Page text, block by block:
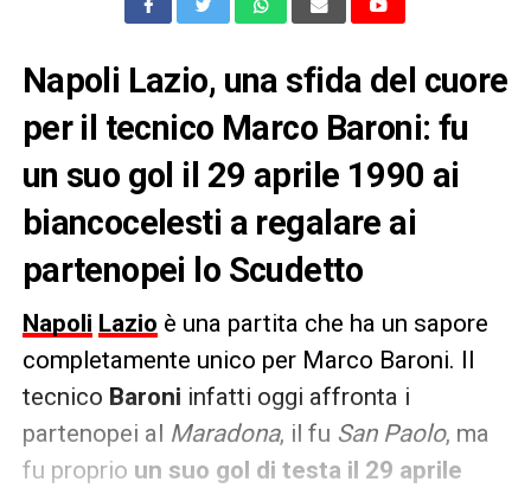
Napoli Lazio, una sfida del cuore
per il tecnico Marco Baroni: fu
un suo gol il 29 aprile 1990 ai
biancocelesti a regalare ai
partenopei lo Scudetto
Napoli Lazio è una partita che ha un sapore
completamente unico per Marco Baroni. Il
tecnico Baroni infatti oggi affronta i
partenopei al Maradona, il fu San Paolo, ma
fu proprio un suo gol di testa il 29 aprile